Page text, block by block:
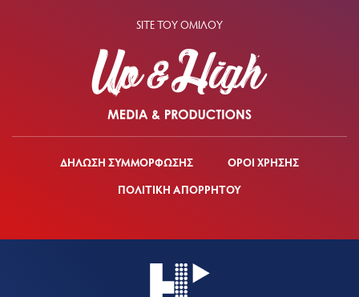
SITE ΤΟΥ ΟΜΙΛΟΥ
ΔΗΛΩΣΗ ΣΥΜΜΟΡΦΩΣΗΣ
ΟΡΟΙ ΧΡΗΣΗΣ
ΠΟΛΙΤΙΚΗ ΑΠΟΡΡΗΤΟΥ